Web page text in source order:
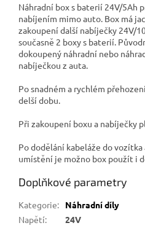
Náhradní box s baterií 24V/5Ah
nabíjením mimo auto. Box má
zakoupení další nabíječky 24V/
současně 2 boxy s baterií.
dokoupený náhradní nebo
nabíječkou z auta.
Po snadném a rychlém
delší dobu.
Při zakoupení boxu a nabíječky
Po dodělání kabeláže do
umístění je možno box použít i
Doplňkové parametry
Kategorie:
Náhradní díly
Napětí: 24V